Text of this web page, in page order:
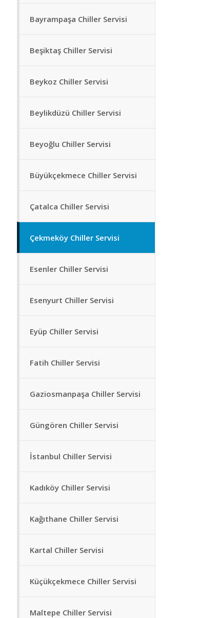
Bayrampaşa Chiller Servisi
Beşiktaş Chiller Servisi
Beykoz Chiller Servisi
Beylikdüzü Chiller Servisi
Beyoğlu Chiller Servisi
Büyükçekmece Chiller Servisi
Çatalca Chiller Servisi
Çekmeköy Chiller Servisi
Esenler Chiller Servisi
Esenyurt Chiller Servisi
Eyüp Chiller Servisi
Fatih Chiller Servisi
Gaziosmanpaşa Chiller Servisi
Güngören Chiller Servisi
İstanbul Chiller Servisi
Kadıköy Chiller Servisi
Kağıthane Chiller Servisi
Kartal Chiller Servisi
Küçükçekmece Chiller Servisi
Maltepe Chiller Servisi